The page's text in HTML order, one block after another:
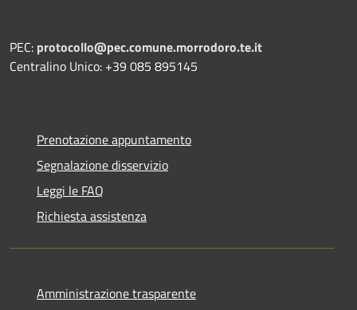
PEC: protocollo@pec.comune.morrodoro.te.it
Centralino Unico: +39 085 895145
Prenotazione appuntamento
Segnalazione disservizio
Leggi le FAQ
Richiesta assistenza
Amministrazione trasparente